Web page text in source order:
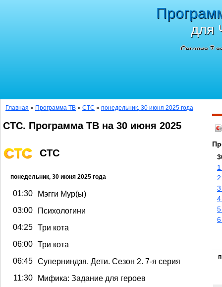
для
Сегодня 7
Главная » Программа ТВ » СТС » понедельник, 30 июня 2025 года
СТС. Программа ТВ на 30 июня 2025
СТС
понедельник, 30 июня 2025 года
01:30 Мэгги Мур(ы)
03:00 Психологини
04:25 Три кота
06:00 Три кота
06:45 Суперниндзя. Дети. Сезон 2. 7-я серия
11:30 Мифика: Задание для героев